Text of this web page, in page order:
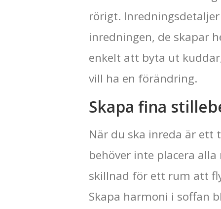
rörigt.
inredningen, de skapar
enkelt att byta ut
vill ha en förändring.
Skapa fina
När du ska inreda är
behöver inte placera
skillnad för ett rum att
Skapa harmoni i soffan